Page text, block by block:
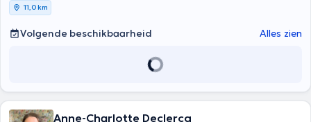
11,0 km
Volgende beschikbaarheid Alles zien
Anne-Charlotte Declercq